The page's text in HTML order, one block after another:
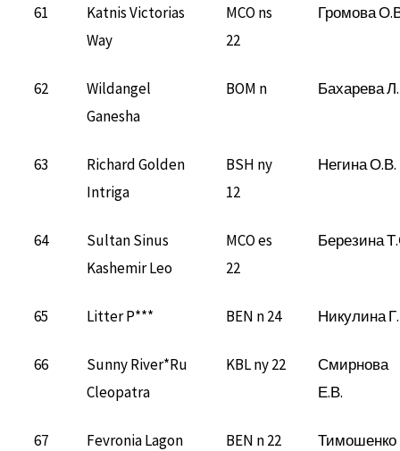
61
Katnis Victorias
Way
MCO ns
22
Громова
62
Wildangel
Ganesha
BOM n Бахарева
63
Richard Golden
Intriga
BSH ny
12
Негина О.В.
64
Sultan Sinus
Kashemir Leo
MCO es
22
Березина
65 Litter P*** BEN n 24 Никулина Г.
66
Sunny River*Ru
Cleopatra
KBL ny 22
Смирнова
Е.В.
67
Fevronia Lagon
BEN n 22
Тимошенко